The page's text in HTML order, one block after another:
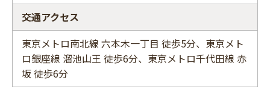
交通アクセス
東京メトロ南北線 六本木一丁目 徒歩5分、東京メト
ロ銀座線 溜池山王 徒歩6分、東京メトロ千代田線 赤
坂 徒歩6分